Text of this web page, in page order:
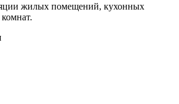
жилых помещений, кухонных